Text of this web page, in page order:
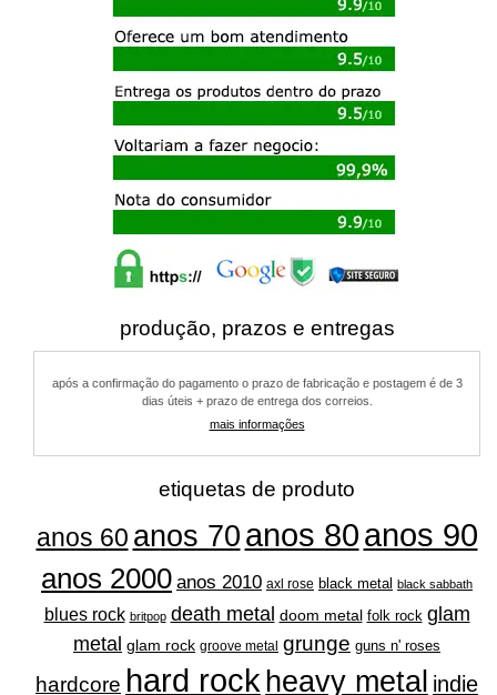
produção, prazos e entregas
após a confirmação do pagamento o prazo de fabricação e postagem é de 3
dias úteis + prazo de entrega dos correios.
mais informações
etiquetas de produto
anos 60 anos 70 anos 80anos 90
anos 2000 anos 2010 axl rose black metal black sabbath
blues rock britpop death metal doom metal folk rock glam
metal glam rock groove metal grunge guns n' roses
hardcore hard rock heavy metal indie